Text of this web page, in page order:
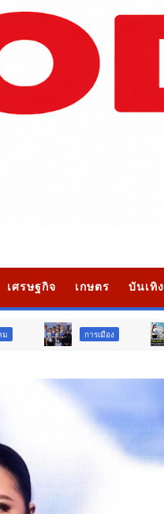
เศรษฐกิจ เกษตร บันเทิง
การเมือง ภูมิภาค